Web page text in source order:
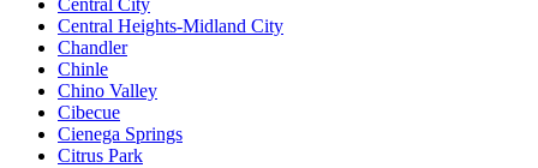
Central Heights-Midland City
Chandler
Chinle
Chino Valley
Cibecue
Cienega Springs
Citrus Park